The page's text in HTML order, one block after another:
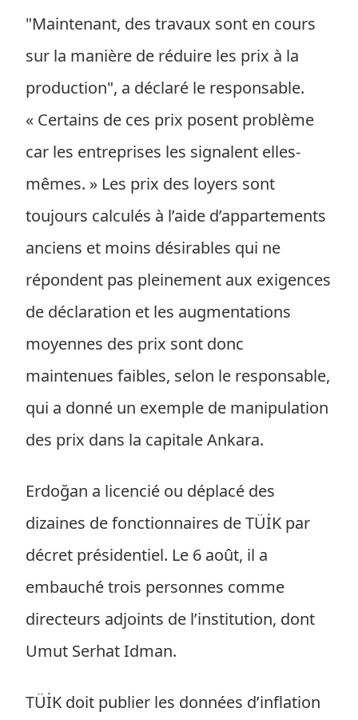
"Maintenant, des travaux sont en cours
sur la manière de réduire les prix à la
production", a déclaré le responsable.
« Certains de ces prix posent problème
car les entreprises les signalent elles-
mêmes. » Les prix des loyers sont
toujours calculés à l’aide d’appartements
anciens et moins désirables qui ne
répondent pas pleinement aux exigences
de déclaration et les augmentations
moyennes des prix sont donc
maintenues faibles, selon le responsable,
qui a donné un exemple de manipulation
des prix dans la capitale Ankara.
Erdoğan a licencié ou déplacé des
dizaines de fonctionnaires de TÜİK par
décret présidentiel. Le 6 août, il a
embauché trois personnes comme
directeurs adjoints de l’institution, dont
Umut Serhat Idman.
TÜİK doit publier les données d’inflation